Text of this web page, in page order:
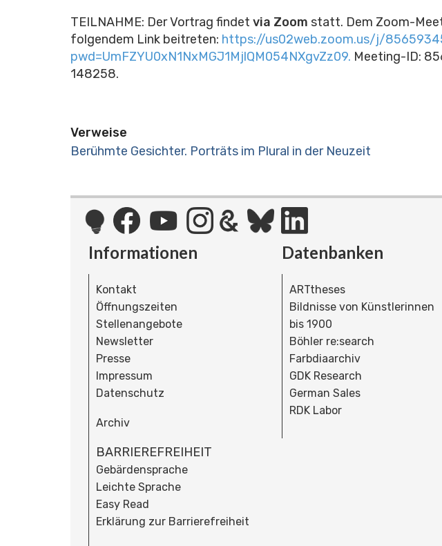
TEILNAHME: Der Vortrag findet via Zoom statt. Dem Zoom-
folgendem Link beitreten: https://us02web.zoom.us/j/
pwd=UmFZYU0xN1NxMGJ1MjlQM054NXgvZz09. Meeting-ID:
148258.
Verweise
Berühmte Gesichter. Porträts im Plural in der Neuzeit
Informationen
Kontakt
Öffnungszeiten
Stellenangebote
Newsletter
Presse
Impressum
Datenschutz
Archiv
BARRIEREFREIHEIT
Gebärdensprache
Leichte Sprache
Easy Read
Erklärung zur Barrierefreiheit
Datenbanken
ARTtheses
Bildnisse von Künstlerinnen
bis 1900
Böhler re:search
Farbdiaarchiv
GDK Research
German Sales
RDK Labor